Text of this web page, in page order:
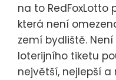
na to RedFoxLotto
která není
zemí bydliště.
loterijního tiketu
největší, nejlepší